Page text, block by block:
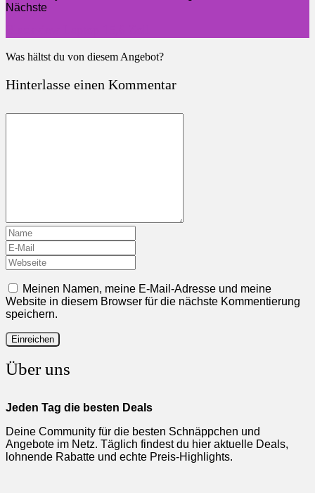
Nächste
Was hältst du von diesem Angebot?
Hinterlasse einen Kommentar
Meinen Namen, meine E-Mail-Adresse und meine
Website in diesem Browser für die nächste Kommentierung
speichern.
Über uns
Jeden Tag die besten Deals
Deine Community für die besten Schnäppchen und
Angebote im Netz. Täglich findest du hier aktuelle Deals,
lohnende Rabatte und echte Preis-Highlights.